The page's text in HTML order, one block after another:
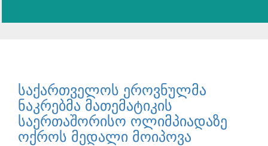
საქართველოს ეროვნულმა
ნაკრებმა მათემატიკის
საერთაშორისო ოლიმპიადაზე
ოქროს მედალი მოიპოვა